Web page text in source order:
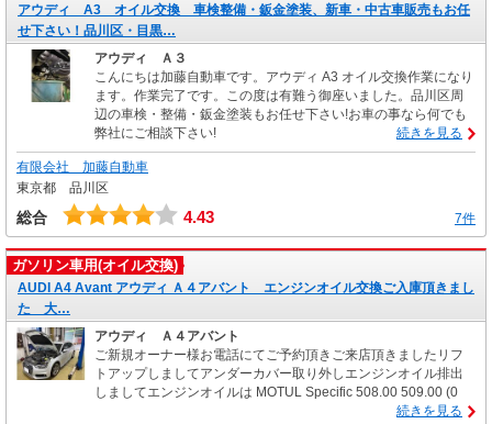
アウディ A3 オイル交換 車検整備・鈑金塗装、新車・中古車販売もお任
せ下さい！品川区・目黒…
アウディ Ａ３
こんにちは加藤自動車です。アウディ A3 オイル交換作業になり
ます。作業完了です。この度は有難う御座いました。品川区周
辺の車検・整備・鈑金塗装もお任せ下さい!お車の事なら何でも
弊社にご相談下さい!
続きを見る
有限会社 加藤自動車
東京都 品川区
総合 4.43 7件
ガソリン車用(オイル交換)
AUDI A4 Avant アウディ Ａ４アバント エンジンオイル交換ご入庫頂きまし
た 大…
アウディ Ａ４アバント
ご新規オーナー様お電話にてご予約頂きご来店頂きましたリフ
トアップしましてアンダーカバー取り外しエンジンオイル排出
しましてエンジンオイルは MOTUL Specific 508.00 509.00 (0
続きを見る